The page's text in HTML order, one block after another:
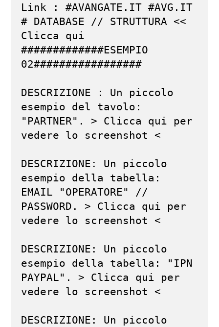
Link : #AVANGATE.IT #AVG.IT
# DATABASE // STRUTTURA <<
Clicca qui
#############ESEMPIO
02#################
DESCRIZIONE : Un piccolo
esempio del tavolo:
"PARTNER". > Clicca qui per
vedere lo screenshot <
DESCRIZIONE: Un piccolo
esempio della tabella:
EMAIL "OPERATORE" //
PASSWORD. > Clicca qui per
vedere lo screenshot <
DESCRIZIONE: Un piccolo
esempio della tabella: "IPN
PAYPAL". > Clicca qui per
vedere lo screenshot <
DESCRIZIONE: Un piccolo